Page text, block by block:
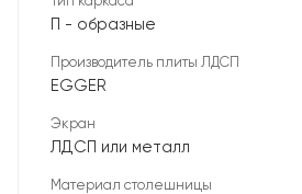
П - образные
Производитель плиты ЛДСП
EGGER
Экран
ЛДСП или металл
Материал столешницы